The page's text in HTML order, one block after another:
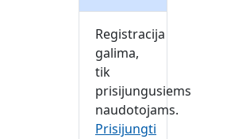
Registracija
galima,
tik
prisijungusiems
naudotojams.
Prisijungti